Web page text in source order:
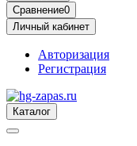
Сравнение0
Личный кабинет
Авторизация
Регистрация
Каталог